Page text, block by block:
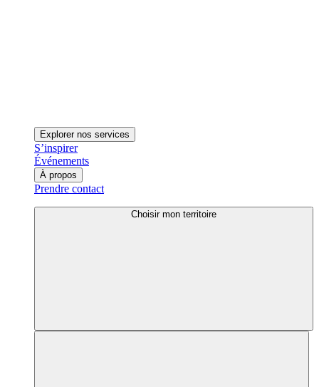
Explorer nos services
S’inspirer
Événements
À propos
Prendre contact
Choisir mon territoire